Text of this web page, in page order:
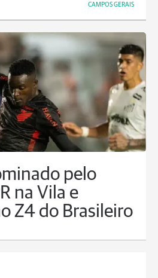
CAMPOS GERAIS
pelo
na Vila e
Z4 do Brasileiro